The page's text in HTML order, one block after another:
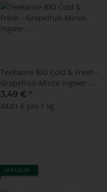
Teekanne BIO Cold & Fresh -
Grapefruit-Minze-Ingwer -
15 Doppelkammerbeutel à
2,75 g
3,49 € *
84,61 € pro 1 kg
AUF LAGER